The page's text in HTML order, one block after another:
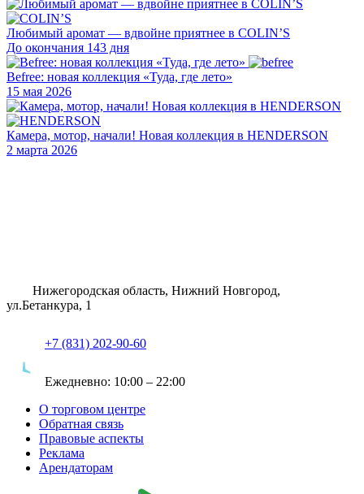
Любимый аромат — вдвойне приятнее в COLIN’S
До окончания 143 дня
Befree: новая коллекция «Туда, где лето»
15 мая 2026
Камера, мотор, начали! Новая коллекция в HENDERSON
2 марта 2026
Нижегородская область, Нижний Новгород,
ул.Бетанкура, 1
+7 (831) 202-90-60
Ежедневно: 10:00 – 22:00
О торговом центре
Обратная связь
Правовые аспекты
Реклама
Арендаторам